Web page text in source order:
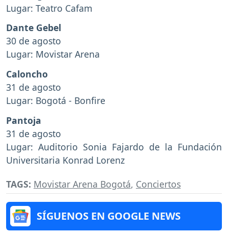
Lugar: Teatro Cafam
Dante Gebel
30 de agosto
Lugar: Movistar Arena
Caloncho
31 de agosto
Lugar: Bogotá - Bonfire
Pantoja
31 de agosto
Lugar: Auditorio Sonia Fajardo de la Fundación
Universitaria Konrad Lorenz
TAGS: Movistar Arena Bogotá, Conciertos
SÍGUENOS EN GOOGLE NEWS